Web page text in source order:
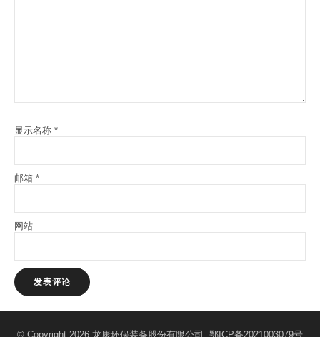
显示名称 *
邮箱 *
网站
© Copyright 2026 龙康环保装备股份有限公司 鄂ICP备2021003079号